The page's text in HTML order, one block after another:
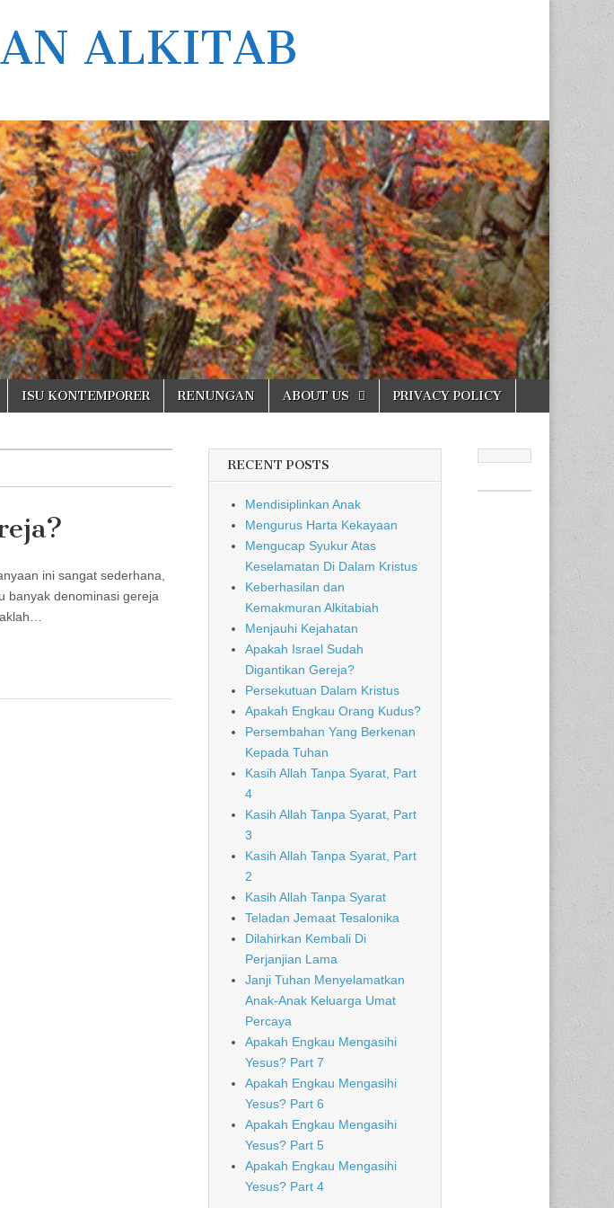
ALKITAB
ISU KONTEMPORER RENUNGAN ABOUT US PRIVACY POLICY
ini sangat sederhana,
banyak denominasi gereja
RECENT POSTS
Mendisiplinkan Anak
Mengurus Harta Kekayaan
Mengucap Syukur Atas
Keselamatan Di Dalam Kristus
Keberhasilan dan
Kemakmuran Alkitabiah
Menjauhi Kejahatan
Apakah Israel Sudah
Digantikan Gereja?
Persekutuan Dalam Kristus
Apakah Engkau Orang Kudus?
Persembahan Yang Berkenan
Kepada Tuhan
Kasih Allah Tanpa Syarat, Part
4
Kasih Allah Tanpa Syarat, Part
3
Kasih Allah Tanpa Syarat, Part
2
Kasih Allah Tanpa Syarat
Teladan Jemaat Tesalonika
Dilahirkan Kembali Di
Perjanjian Lama
Janji Tuhan Menyelamatkan
Anak-Anak Keluarga Umat
Percaya
Apakah Engkau Mengasihi
Yesus? Part 7
Apakah Engkau Mengasihi
Yesus? Part 6
Apakah Engkau Mengasihi
Yesus? Part 5
Apakah Engkau Mengasihi
Yesus? Part 4